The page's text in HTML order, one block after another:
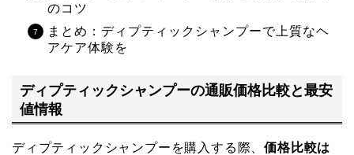
のコツ
まとめ：ディプティックシャンプーで上質なヘ
アケア体験を
ディプティックシャンプーの通販価格比較と最安
値情報
ディプティックシャンプーを購入する際、価格比較は